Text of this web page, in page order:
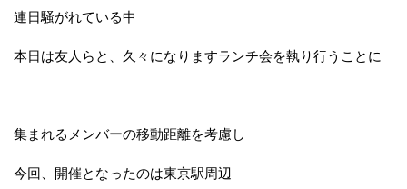
連日騒がれている中
本日は友人らと、久々になりますランチ会を執り行うことに
集まれるメンバーの移動距離を考慮し
今回、開催となったのは東京駅周辺